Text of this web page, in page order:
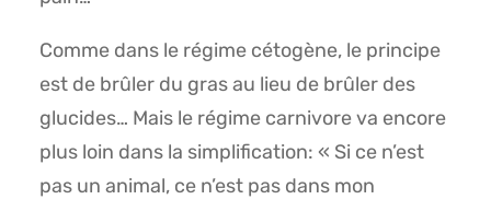
Comme dans le régime cétogène, le principe
est de brûler du gras au lieu de brûler des
glucides… Mais le régime carnivore va encore
plus loin dans la simplification: « Si ce n’est
pas un animal, ce n’est pas dans mon